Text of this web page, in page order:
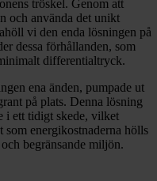
tröskel. Genom att
och använda det unikt
vi den enda lösningen på
dessa förhållanden, som
differentialtryck.
ena änden, pumpade ut
på plats. Denna lösning
i ett tidigt skede, vilket
som energikostnaderna hölls
begränsande miljön.